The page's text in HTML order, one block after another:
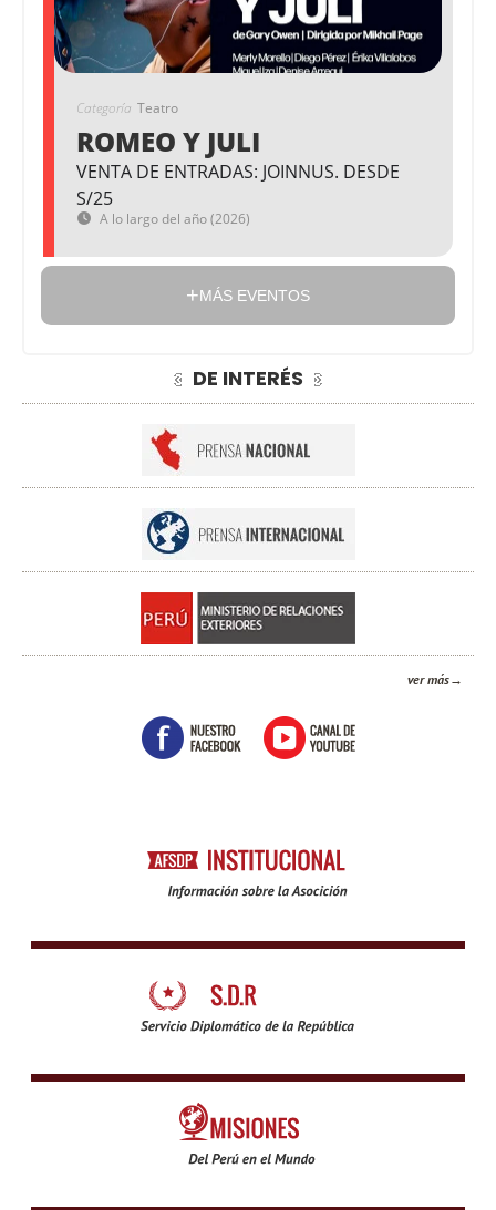
Categoría Teatro
ROMEO Y JULI
VENTA DE ENTRADAS: JOINNUS. DESDE
S/25
A lo largo del año (2026)
MÁS EVENTOS
DE INTERÉS
ver más